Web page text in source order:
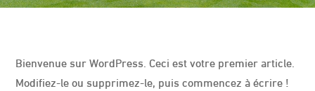
Bienvenue sur WordPress. Ceci est votre premier article.
Modifiez-le ou supprimez-le, puis commencez à écrire !